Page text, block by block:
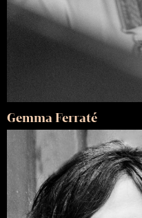
Gemma Ferraté